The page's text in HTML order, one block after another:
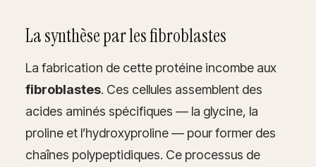
La synthèse par les fibroblastes
La fabrication de cette protéine incombe aux
fibroblastes. Ces cellules assemblent des
acides aminés spécifiques — la glycine, la
proline et l’hydroxyproline — pour former des
chaînes polypeptidiques. Ce processus de